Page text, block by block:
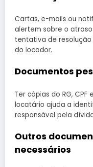
Cartas, e-mails ou
alertem sobre o
tentativa de
do locador.
Documentos
Ter cópias do RG,
locatário ajuda a
responsável pela
Outros
necessários